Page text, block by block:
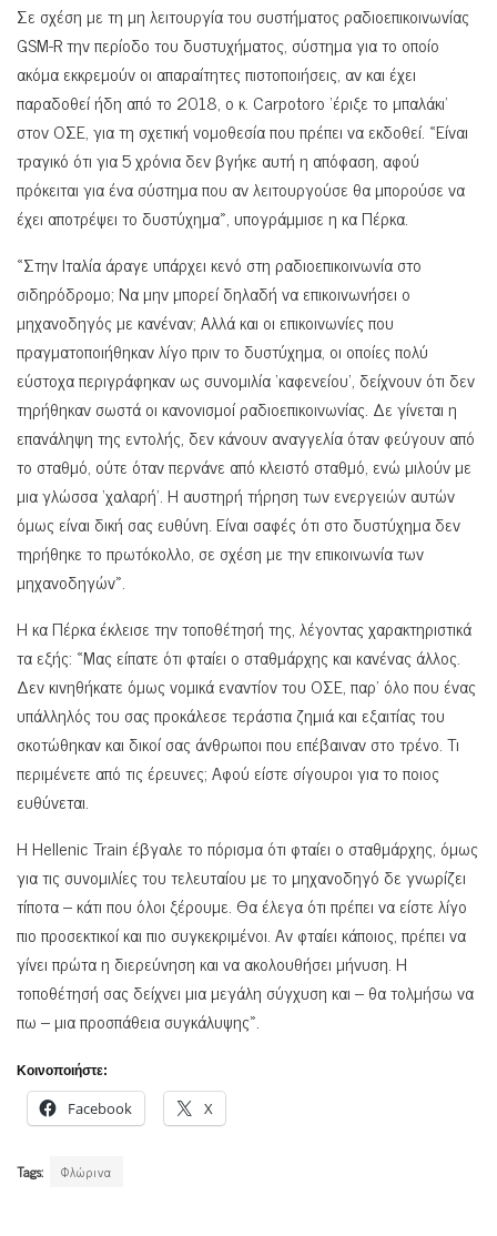
Σε σχέση με τη μη λειτουργία του συστήματος ραδιοεπικοινωνίας
GSM-R την περίοδο του δυστυχήματος, σύστημα για το οποίο
ακόμα εκκρεμούν οι απαραίτητες πιστοποιήσεις, αν και έχει
παραδοθεί ήδη από το 2018, ο κ. Carpotoro ‘έριξε το μπαλάκι’
στον ΟΣΕ, για τη σχετική νομοθεσία που πρέπει να εκδοθεί. «Είναι
τραγικό ότι για 5 χρόνια δεν βγήκε αυτή η απόφαση, αφού
πρόκειται για ένα σύστημα που αν λειτουργούσε θα μπορούσε να
έχει αποτρέψει το δυστύχημα», υπογράμμισε η κα Πέρκα.
«Στην Ιταλία άραγε υπάρχει κενό στη ραδιοεπικοινωνία στο
σιδηρόδρομο; Να μην μπορεί δηλαδή να επικοινωνήσει ο
μηχανοδηγός με κανέναν; Αλλά και οι επικοινωνίες που
πραγματοποιήθηκαν λίγο πριν το δυστύχημα, οι οποίες πολύ
εύστοχα περιγράφηκαν ως συνομιλία ‘καφενείου’, δείχνουν ότι δεν
τηρήθηκαν σωστά οι κανονισμοί ραδιοεπικοινωνίας. Δε γίνεται η
επανάληψη της εντολής, δεν κάνουν αναγγελία όταν φεύγουν από
το σταθμό, ούτε όταν περνάνε από κλειστό σταθμό, ενώ μιλούν με
μια γλώσσα ‘χαλαρή’. Η αυστηρή τήρηση των ενεργειών αυτών
όμως είναι δική σας ευθύνη. Είναι σαφές ότι στο δυστύχημα δεν
τηρήθηκε το πρωτόκολλο, σε σχέση με την επικοινωνία των
μηχανοδηγών».
Η κα Πέρκα έκλεισε την τοποθέτησή της, λέγοντας χαρακτηριστικά
τα εξής: «Μας είπατε ότι φταίει ο σταθμάρχης και κανένας άλλος.
Δεν κινηθήκατε όμως νομικά εναντίον του ΟΣΕ, παρ’ όλο που ένας
υπάλληλός του σας προκάλεσε τεράστια ζημιά και εξαιτίας του
σκοτώθηκαν και δικοί σας άνθρωποι που επέβαιναν στο τρένο. Τι
περιμένετε από τις έρευνες; Aφού είστε σίγουροι για το ποιος
ευθύνεται.
H Hellenic Train έβγαλε το πόρισμα ότι φταίει ο σταθμάρχης, όμως
για τις συνομιλίες του τελευταίου με το μηχανοδηγό δε γνωρίζει
τίποτα – κάτι που όλοι ξέρουμε. Θα έλεγα ότι πρέπει να είστε λίγο
πιο προσεκτικοί και πιο συγκεκριμένοι. Αν φταίει κάποιος, πρέπει να
γίνει πρώτα η διερεύνηση και να ακολουθήσει μήνυση. Η
τοποθέτησή σας δείχνει μια μεγάλη σύγχυση και – θα τολμήσω να
πω – μια προσπάθεια συγκάλυψης».
Κοινοποιήστε:
Facebook X
Tags: Φλώρινα